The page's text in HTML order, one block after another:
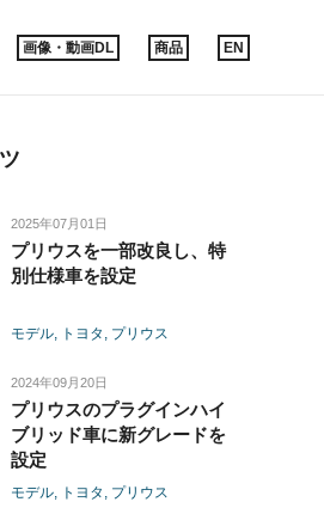
画像・動画DL 商品 EN
2025年07月01日
プリウスを一部改良し、特
別仕様車を設定
モデル トヨタ プリウス
2024年09月20日
プリウスのプラグインハイ
ブリッド車に新グレードを
設定
モデル トヨタ プリウス